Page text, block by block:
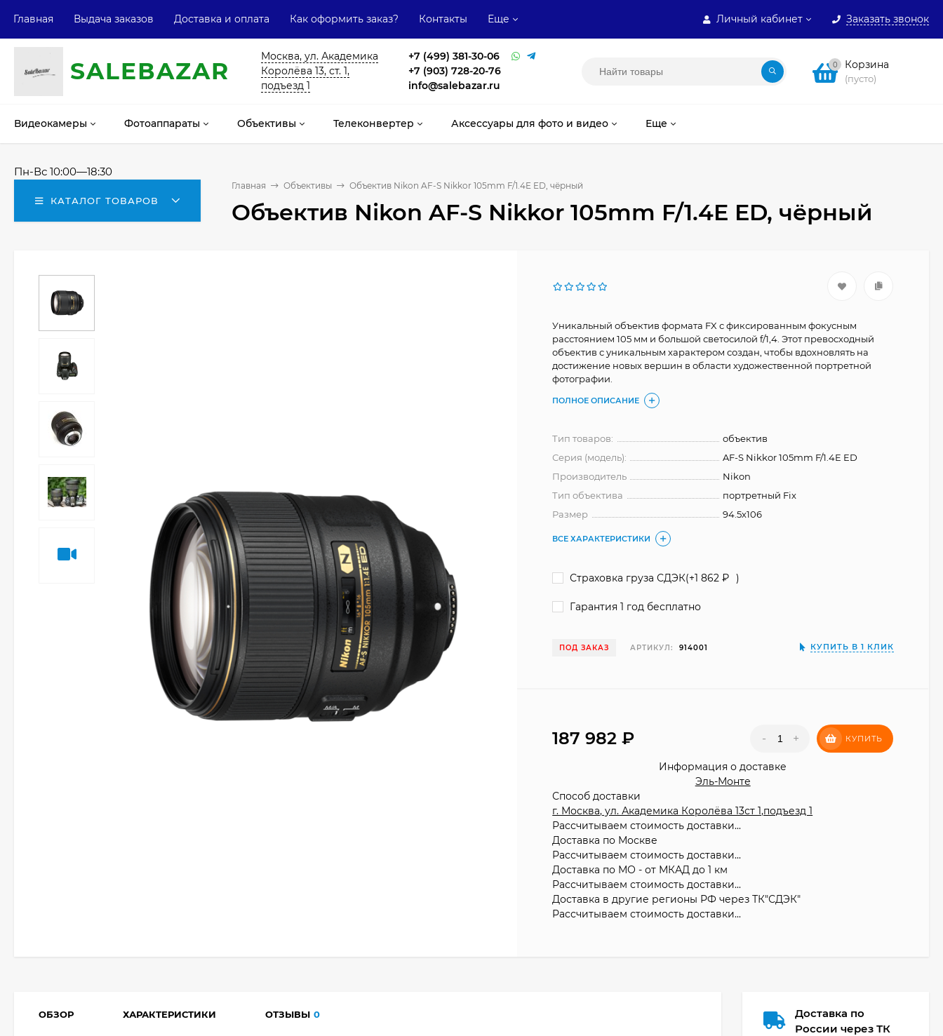
Личный кабинет Заказать звонок
Главная Выдача заказов Доставка и оплата Как оформить заказ? Контакты Еще
SALEВAZAR
Москва, ул. Академика
Королёва 13, ст. 1,
подъезд 1
+7 (499) 381-30-06
+7 (903) 728-20-76
info@salebazar.ru
0 Корзина
(пусто)
Видеокамеры Фотоаппараты Объективы Телеконвертер Аксессуары для фото и видео Еще
Пн-Вс 10:00—18:30
КАТАЛОГ ТОВАРОВ
Главная Объективы Объектив Nikon AF-S Nikkor 105mm F/1.4E ED, чёрный
Объектив Nikon AF-S Nikkor 105mm F/1.4E ED, чёрный
Уникальный объектив формата FX с фиксированным фокусным
расстоянием 105 мм и большой светосилой f/1,4. Этот превосходный
объектив с уникальным характером создан, чтобы вдохновлять на
достижение новых вершин в области художественной портретной
фотографии.
ПОЛНОЕ ОПИСАНИЕ
Тип товаров:
объектив
Серия (модель):
AF-S Nikkor 105mm F/1.4E ED
Производитель
Nikon
Тип объектива
портретный Fix
Размер
94.5х106
ВСЕ ХАРАКТЕРИСТИКИ
Страховка груза СДЭК(+1 862 ₽)
Гарантия 1 год бесплатно
ПОД ЗАКАЗ АРТИКУЛ: 914001 КУПИТЬ В 1 КЛИК
187 982 - + КУПИТЬ
Информация о доставке
Эль-Монте
Способ доставки
г. Москва, ул. Академика Королёва 13ст 1,подъезд 1
Рассчитываем стоимость доставки...
Доставка по Москве
Рассчитываем стоимость доставки...
Доставка по МО - от МКАД до 1 км
Рассчитываем стоимость доставки...
Доставка в другие регионы РФ через ТК"СДЭК"
Рассчитываем стоимость доставки...
ОБЗОР ХАРАКТЕРИСТИКИ ОТЗЫВЫ 0
Доставка по
России через ТК